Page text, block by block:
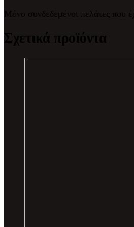
Μόνο συνδεδεμένοι πελάτες που
Σχετικά προϊόντα